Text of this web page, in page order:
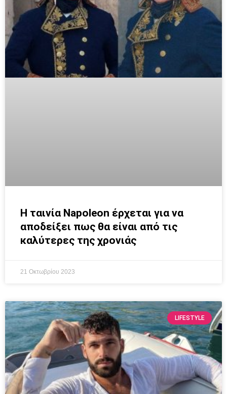
Η ταινία Napoleon έρχεται για να
αποδείξει πως θα είναι από τις
καλύτερες της χρονιάς
21 Οκτωβρίου 2023
LIFESTYLE